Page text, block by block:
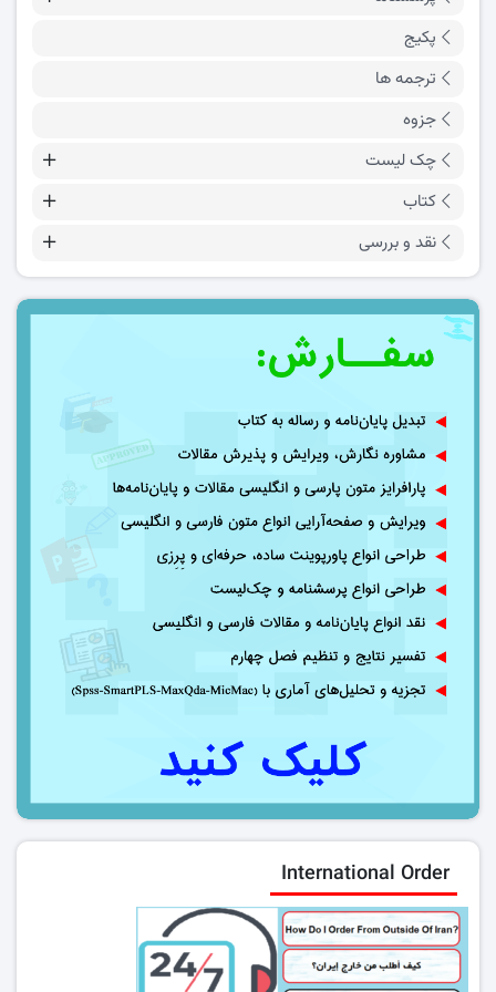
پکیج
ترجمه ها
جزوه
چک لیست
کتاب
نقد و بررسی
International Order